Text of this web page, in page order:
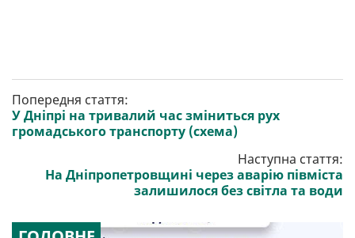
Попередня стаття:
У Дніпрі на тривалий час зміниться рух
громадського транспорту (схема)
Наступна стаття:
На Дніпропетровщині через аварію півміста
залишилося без світла та води